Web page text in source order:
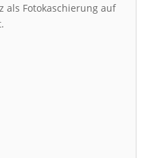
als Fotokaschierung auf